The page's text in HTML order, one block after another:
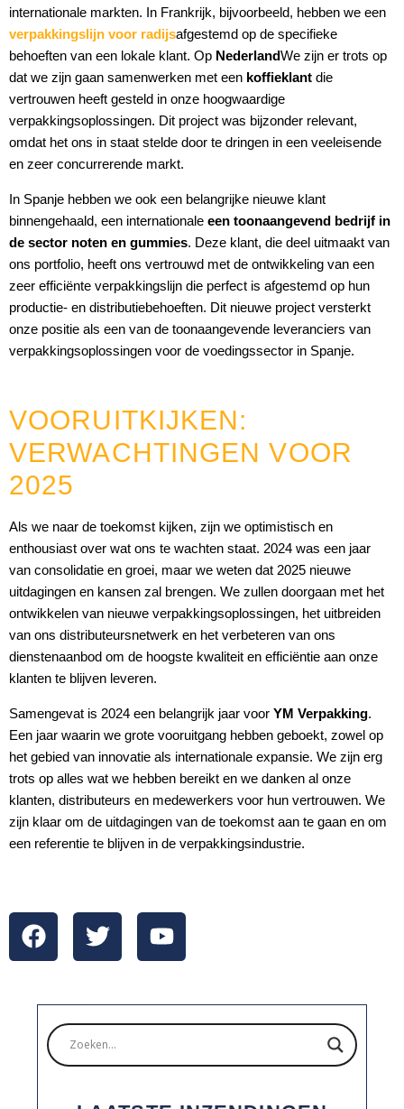
internationale markten. In Frankrijk, bijvoorbeeld, hebben we een
verpakkingslijn voor radijsafgestemd op de specifieke
behoeften van een lokale klant. Op NederlandWe zijn er trots op
dat we zijn gaan samenwerken met een koffieklant die
vertrouwen heeft gesteld in onze hoogwaardige
verpakkingsoplossingen. Dit project was bijzonder relevant,
omdat het ons in staat stelde door te dringen in een veeleisende
en zeer concurrerende markt.
In Spanje hebben we ook een belangrijke nieuwe klant
binnengehaald, een internationale een toonaangevend bedrijf in
de sector noten en gummies. Deze klant, die deel uitmaakt van
ons portfolio, heeft ons vertrouwd met de ontwikkeling van een
zeer efficiënte verpakkingslijn die perfect is afgestemd op hun
productie- en distributiebehoeften. Dit nieuwe project versterkt
onze positie als een van de toonaangevende leveranciers van
verpakkingsoplossingen voor de voedingssector in Spanje.
VOORUITKIJKEN:
VERWACHTINGEN VOOR
2025
Als we naar de toekomst kijken, zijn we optimistisch en
enthousiast over wat ons te wachten staat. 2024 was een jaar
van consolidatie en groei, maar we weten dat 2025 nieuwe
uitdagingen en kansen zal brengen. We zullen doorgaan met het
ontwikkelen van nieuwe verpakkingsoplossingen, het uitbreiden
van ons distributeursnetwerk en het verbeteren van ons
dienstenaanbod om de hoogste kwaliteit en efficiëntie aan onze
klanten te blijven leveren.
Samengevat is 2024 een belangrijk jaar voor YM Verpakking.
Een jaar waarin we grote vooruitgang hebben geboekt, zowel op
het gebied van innovatie als internationale expansie. We zijn erg
trots op alles wat we hebben bereikt en we danken al onze
klanten, distributeurs en medewerkers voor hun vertrouwen. We
zijn klaar om de uitdagingen van de toekomst aan te gaan en om
een referentie te blijven in de verpakkingsindustrie.